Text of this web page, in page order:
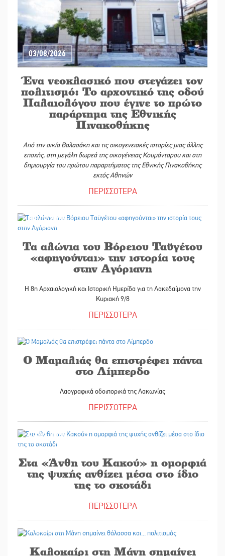
03/08/2026
Ένα νεοκλασικό που στεγάζει τον
πολιτισμό: Το αρχοντικό της οδού
Παλαιολόγου που έγινε το πρώτο
παράρτημα της Εθνικής
Πινακοθήκης
Από την οικία Βαλασάκη και τις οικογενειακές ιστορίες μιας άλλης
εποχής, στη μεγάλη δωρεά της οικογένειας Κουμάνταρου και στη
δημιουργίατου πρώτου παραρτήματος της Εθνικής Πινακοθήκης
εκτός Αθηνών
ΠΕΡΙΣΣΟΤΕΡΑ
03/08/2026
Τα αλώνια του Βόρειου Ταϋγέτου
«αφηγούνται» την ιστορία τους
στην Αγόριανη
Η 8η Αρχαιολογική και Ιστορική Ημερίδα για τη Λακεδαίμονα την
Κυριακή 9/8
ΠΕΡΙΣΣΟΤΕΡΑ
Ο Μαμαλιάς θα επιστρέφει πάντα
στο Λίμπερδο
Λαογραφικά οδοιπορικά της Λακωνίας
ΠΕΡΙΣΣΟΤΕΡΑ
29/07/2026
Στα «Άνθη του Κακού» η ομορφιά
της ψυχής ανθίζει μέσα στο ίδιο
της το σκοτάδι
ΠΕΡΙΣΣΟΤΕΡΑ
Καλοκαίρι στη Μάνη σημαίνει